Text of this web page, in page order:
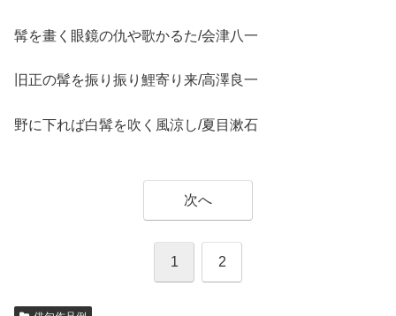
髯を畫く眼鏡の仇や歌かるた/会津八一
旧正の髯を振り振り鯉寄り来/高澤良一
野に下れば白髯を吹く風涼し/夏目漱石
次へ
1 2